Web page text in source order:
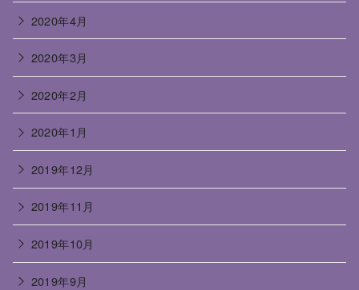
2020年4月
2020年3月
2020年2月
2020年1月
2019年12月
2019年11月
2019年10月
2019年9月